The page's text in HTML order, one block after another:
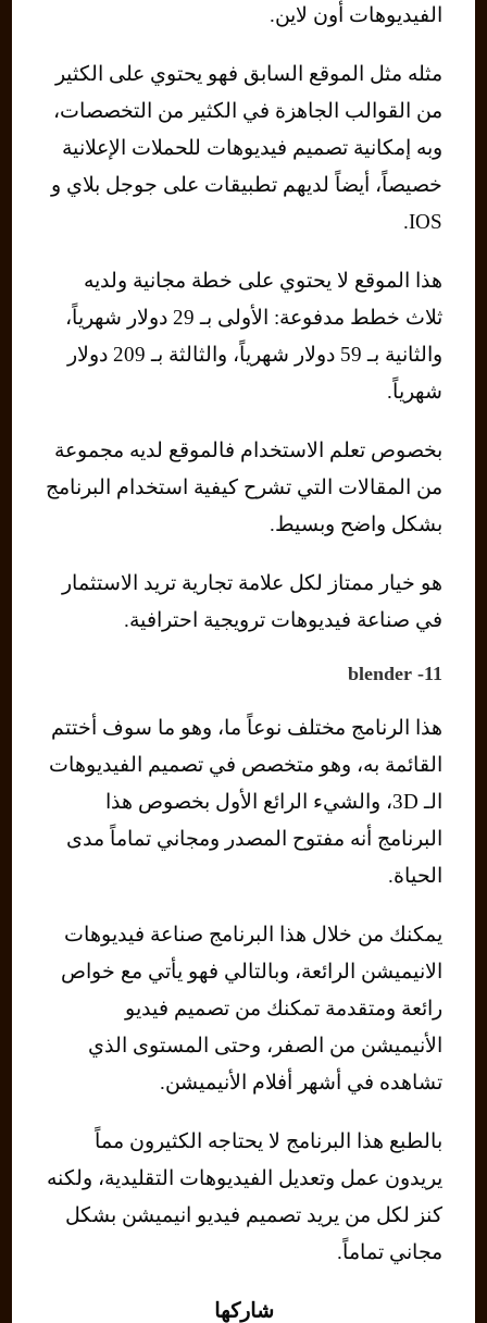
الفيديوهات أون لاين.
مثله مثل الموقع السابق فهو يحتوي على الكثير
من القوالب الجاهزة في الكثير من التخصصات،
وبه إمكانية تصميم فيديوهات للحملات الإعلانية
خصيصاً، أيضاً لديهم تطبيقات على جوجل بلاي و
IOS.
هذا الموقع لا يحتوي على خطة مجانية ولديه
ثلاث خطط مدفوعة: الأولى بـ 29 دولار شهرياً،
والثانية بـ 59 دولار شهرياً، والثالثة بـ 209 دولار
شهرياً.
بخصوص تعلم الاستخدام فالموقع لديه مجموعة
من المقالات التي تشرح كيفية استخدام البرنامج
بشكل واضح وبسيط.
هو خيار ممتاز لكل علامة تجارية تريد الاستثمار
في صناعة فيديوهات ترويجية احترافية.
11- blender
هذا الرنامج مختلف نوعاً ما، وهو ما سوف أختتم
القائمة به، وهو متخصص في تصميم الفيديوهات
الـ 3D، والشيء الرائع الأول بخصوص هذا
البرنامج أنه مفتوح المصدر ومجاني تماماً مدى
الحياة.
يمكنك من خلال هذا البرنامج صناعة فيديوهات
الانيميشن الرائعة، وبالتالي فهو يأتي مع خواص
رائعة ومتقدمة تمكنك من تصميم فيديو
الأنيميشن من الصفر، وحتى المستوى الذي
تشاهده في أشهر أفلام الأنيميشن.
بالطبع هذا البرنامج لا يحتاجه الكثيرون مماً
يريدون عمل وتعديل الفيديوهات التقليدية، ولكنه
كنز لكل من يريد تصميم فيديو انيميشن بشكل
مجاني تماماً.
شاركها